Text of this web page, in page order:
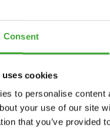
Consent
cookies
to personalise
your use of our site
that you’ve provided